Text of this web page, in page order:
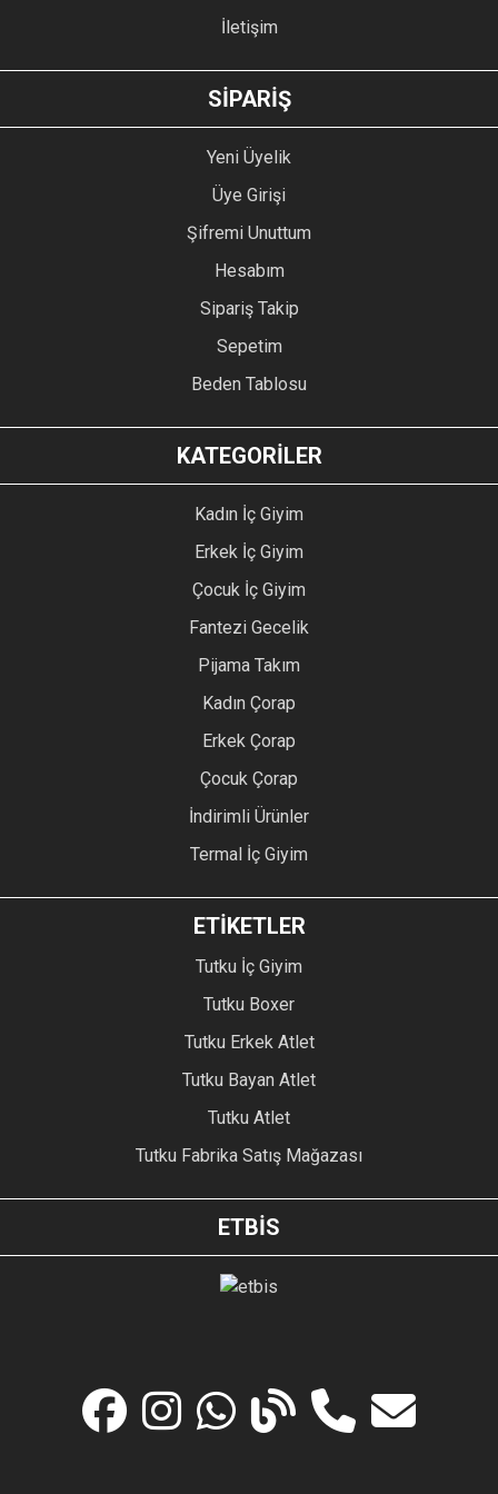
GÖNDER
İletişim
SİPARİŞ
Yeni Üyelik
Üye Girişi
Şifremi Unuttum
Hesabım
Sipariş Takip
Sepetim
Beden Tablosu
KATEGORİLER
Kadın İç Giyim
Erkek İç Giyim
Çocuk İç Giyim
Fantezi Gecelik
Pijama Takım
Kadın Çorap
Erkek Çorap
Çocuk Çorap
İndirimli Ürünler
Termal İç Giyim
ETİKETLER
Tutku İç Giyim
Tutku Boxer
Tutku Erkek Atlet
Tutku Bayan Atlet
Tutku Atlet
Tutku Fabrika Satış Mağazası
ETBİS